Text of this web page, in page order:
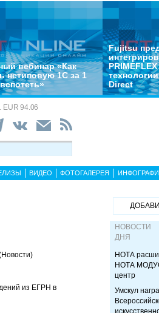
вебинар «Как
нетиповую 1С за 1
Fujitsu
Direct
EUR 94.06
ВИДЕО ФОТОГАЛЕРЕЯ
из ЕГРН в
НОВОСТИ
ДНЯ
НОТА
НОТА
центр
Умскул